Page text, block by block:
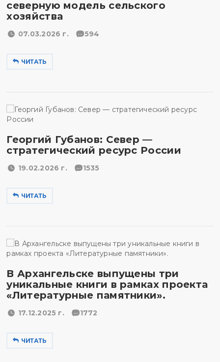
северную модель сельского
хозяйства
07.03.2026 г. 594
ЧИТАТЬ
Георгий Губанов: Север —
стратегический ресурс России
19.02.2026 г. 1535
ЧИТАТЬ
В Архангельске выпущены три
уникальные книги в рамках проекта
«Литературные памятники».
17.12.2025 г. 1772
ЧИТАТЬ